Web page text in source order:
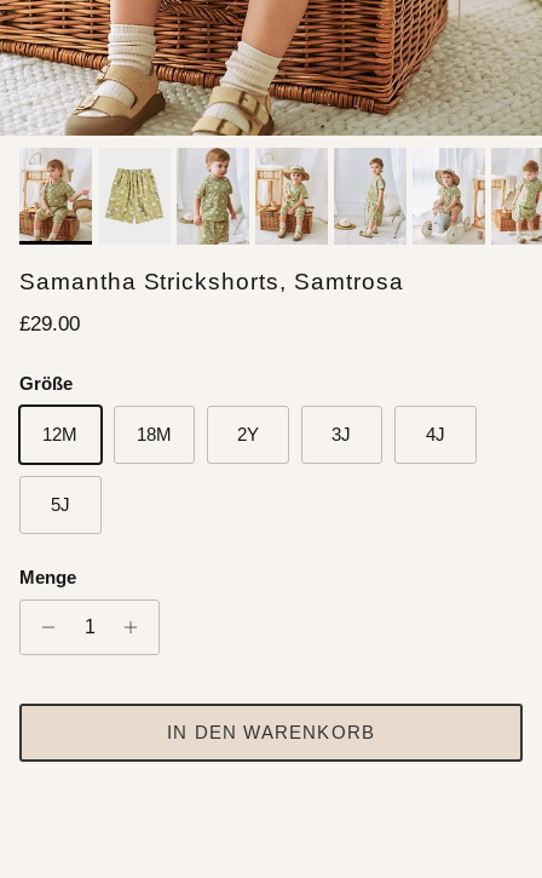
Samantha Strickshorts, Samtrosa
Normaler Preis
£29.00
Größe
12M 18M 2Y 3J 4J
5J
Menge
IN DEN WARENKORB